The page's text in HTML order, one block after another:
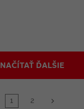
NAČÍTAŤ ĎALŠIE
1
2